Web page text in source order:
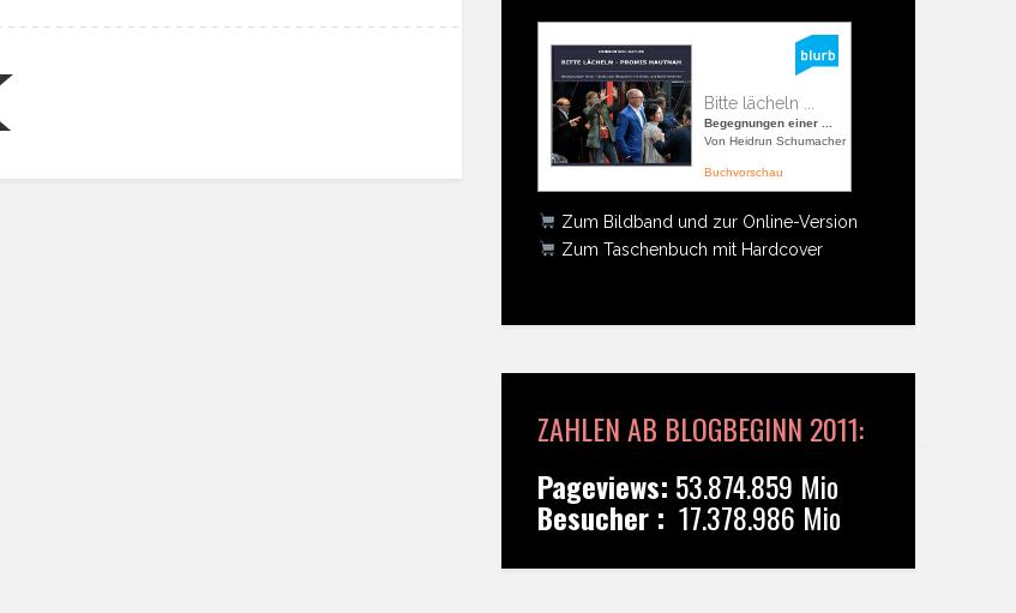
Bitte lächeln ...
Begegnungen einer ...
Von Heidrun Schumacher
Buchvorschau
Zum Bildband und zur Online-Version
Zum Taschenbuch mit Hardcover
ZAHLEN AB BLOGBEGINN 2011:
Pageviews: 53.874.859 Mio
Besucher : 17.378.986 Mio